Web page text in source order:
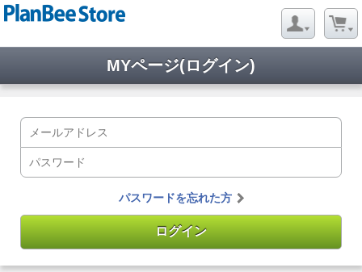
MYページ(ログイン)
パスワードを忘れた方